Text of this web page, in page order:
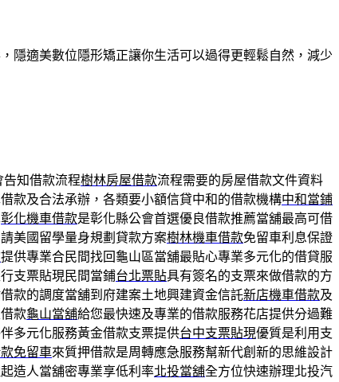
隱適美數位隱形矯正讓你生活可以過得更輕鬆自然，減少
知借款流程樹林房屋借款流程需要的房屋借款文件資料
款及合法承辦，各類要小額信貸中和的借款機構中和當鋪
彰化機車借款是彰化縣公會首選優良借款推薦當舖最高可借
美國留學量身規劃貸款方案樹林機車借款免留車利息保證
提供專業合民間找回龜山區當舖最貼心專業多元化的借貸服
支票貼現民間當鋪台北票貼具有簽名的支票來做借款的方
款的調度當舖到府建案土地興建資金信託新店機車借款及
款龜山當舖給您最快速及專業的借款服務花店提供分過難
多元化服務黃金借款支票提供台中支票貼現優質是利用支
免留車來質押借款是周轉應急服務幫新代創新的思維設計
造人當舖密專業享低利率北投當舖全方位快速辦理北投汽